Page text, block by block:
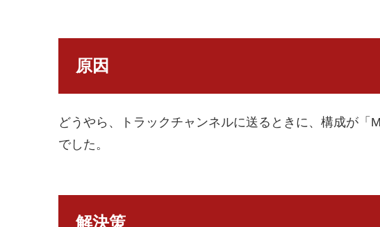
原因
どうやら、トラックチャンネルに送るときに、構成が「
でした。
解決策